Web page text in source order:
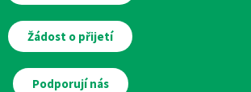
Žádost o přijetí
Podporují nás